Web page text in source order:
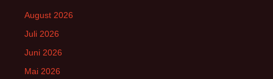
August 2026
Juli 2026
Juni 2026
Mai 2026